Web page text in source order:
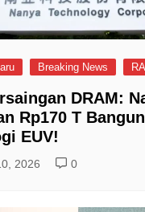
Breaking News
DRAM:
Rp170 T
EUV!
2026 0